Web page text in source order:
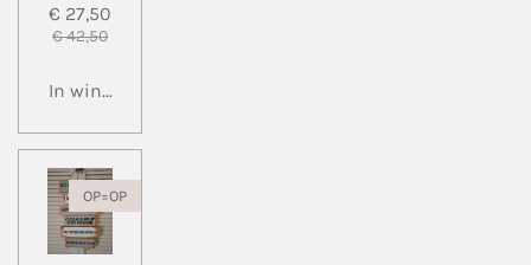
€ 27,50
€ 42,50
In winkelwagen
OP=OP